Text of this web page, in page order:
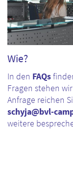
Wie?
In den FAQs
Fragen stehen
Anfrage reichen
schyja@bvl-
weitere